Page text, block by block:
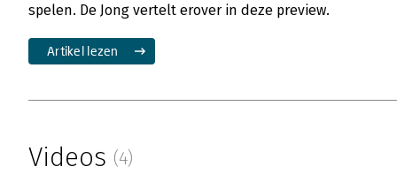
spelen. De Jong vertelt erover in deze preview.
Artikel lezen
Videos (4)